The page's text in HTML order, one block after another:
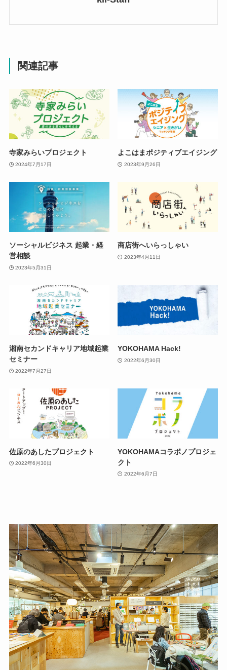
関連記事
寺家みらいプロジェクト
2024年7月17日
よこはまポジティブエイジング
2023年9月26日
ソーシャルビジネス 起業・経
営相談
2023年5月31日
商店街へいらっしゃい
2023年4月11日
湘南セカンドキャリア地域起業
セミナー
2022年7月27日
YOKOHAMA Hack!
2022年6月30日
佐原のあしたプロジェクト
2022年6月30日
YOKOHAMAコラボノプロジェ
クト
2022年6月7日